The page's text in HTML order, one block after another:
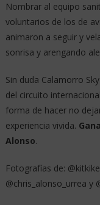
Nombrar al equipo
voluntarios de los de
animaron a seguir y
sonrisa y arengando
Sin duda Calamorro
del circuito
forma de hacer no
experiencia vivida.
Alonso.
Fotografías de:
@chris_alonso_urrea y